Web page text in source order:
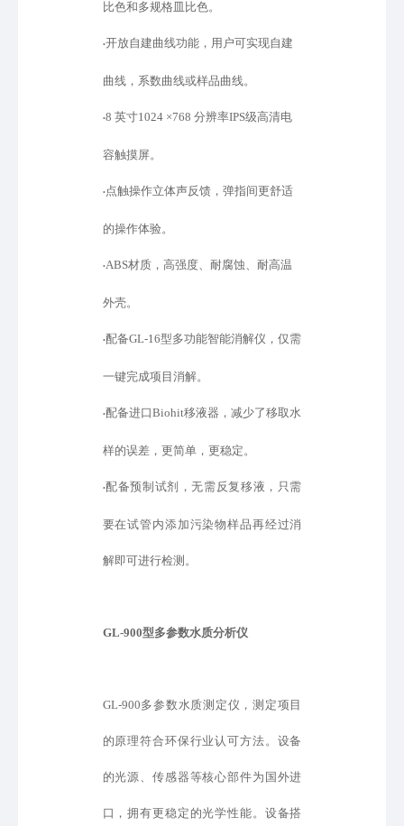
比色和多规格皿比色。
•开放自建曲线功能，用户可实现自建
曲线，系数曲线或样品曲线。
•8 英寸1024 ×768 分辨率IPS级高清电
容触摸屏。
•点触操作立体声反馈，弹指间更舒适
的操作体验。
•ABS材质，高强度、耐腐蚀、耐高温
外壳。
•配备GL-16型多功能智能消解仪，仅需
一键完成项目消解。
•配备进口 Biohit移液器，减少了移取水
样的误差，更简单，更稳定。
•配备预制试剂，无需反复移液，只需
要在试管内添加污染物样品再经过消
解即可进行检测。
GL-900型多参数水质分析仪
GL-900多参数水质测定仪，测定项目
的原理符合环保行业认可方法。设备
的光源、传感器等核心部件为国外进
口 ，拥有更稳定的光学性能。设备搭